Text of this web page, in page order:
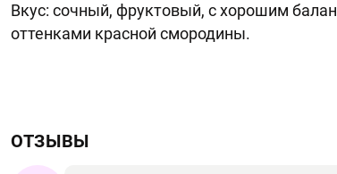
Вкус: сочный, фруктовый, с хорошим
оттенками красной смородины.
ОТЗЫВЫ